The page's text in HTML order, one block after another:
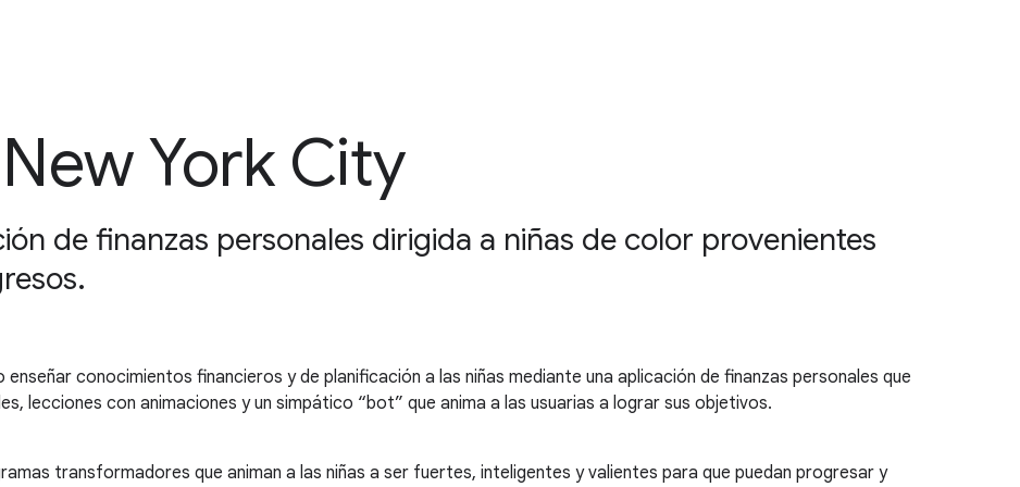
York City
de finanzas personales dirigida a niñas de color provenientes
conocimientos financieros y de planificación a las niñas mediante una aplicación de finanzas personales que
lecciones con animaciones y un simpático “bot” que anima a las usuarias a lograr sus objetivos.
transformadores que animan a las niñas a ser fuertes, inteligentes y valientes para que puedan progresar y